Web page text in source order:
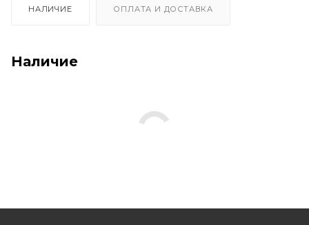
НАЛИЧИЕ ОПЛАТА И ДОСТАВКА
Наличие